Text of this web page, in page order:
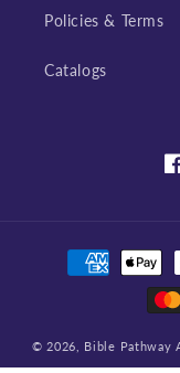
Policies & Terms
Catalogs
Payment
methods
© 2026, Bible Pathway